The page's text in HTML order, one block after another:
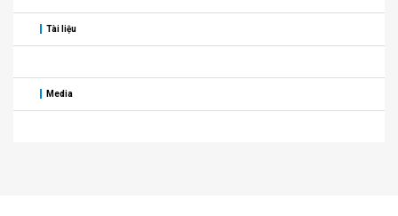
Tài liệu
Media